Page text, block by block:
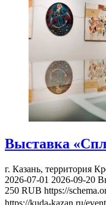
Выставка
г. Казань, территория
2026-07-01 2026-09-20
250 RUB https://
https://kuda-kazan.ru/